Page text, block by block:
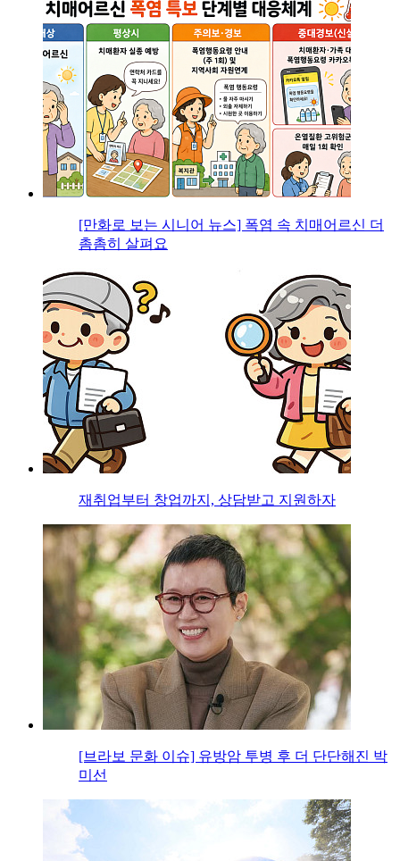
[만화로 보는 시니어 뉴스] 폭염 속 치매어르신 더
촘촘히 살펴요
재취업부터 창업까지, 상담받고 지원하자
[브라보 문화 이슈] 유방암 투병 후 더 단단해진 박
미선